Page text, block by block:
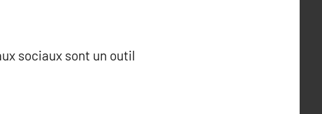
sociaux sont un outil